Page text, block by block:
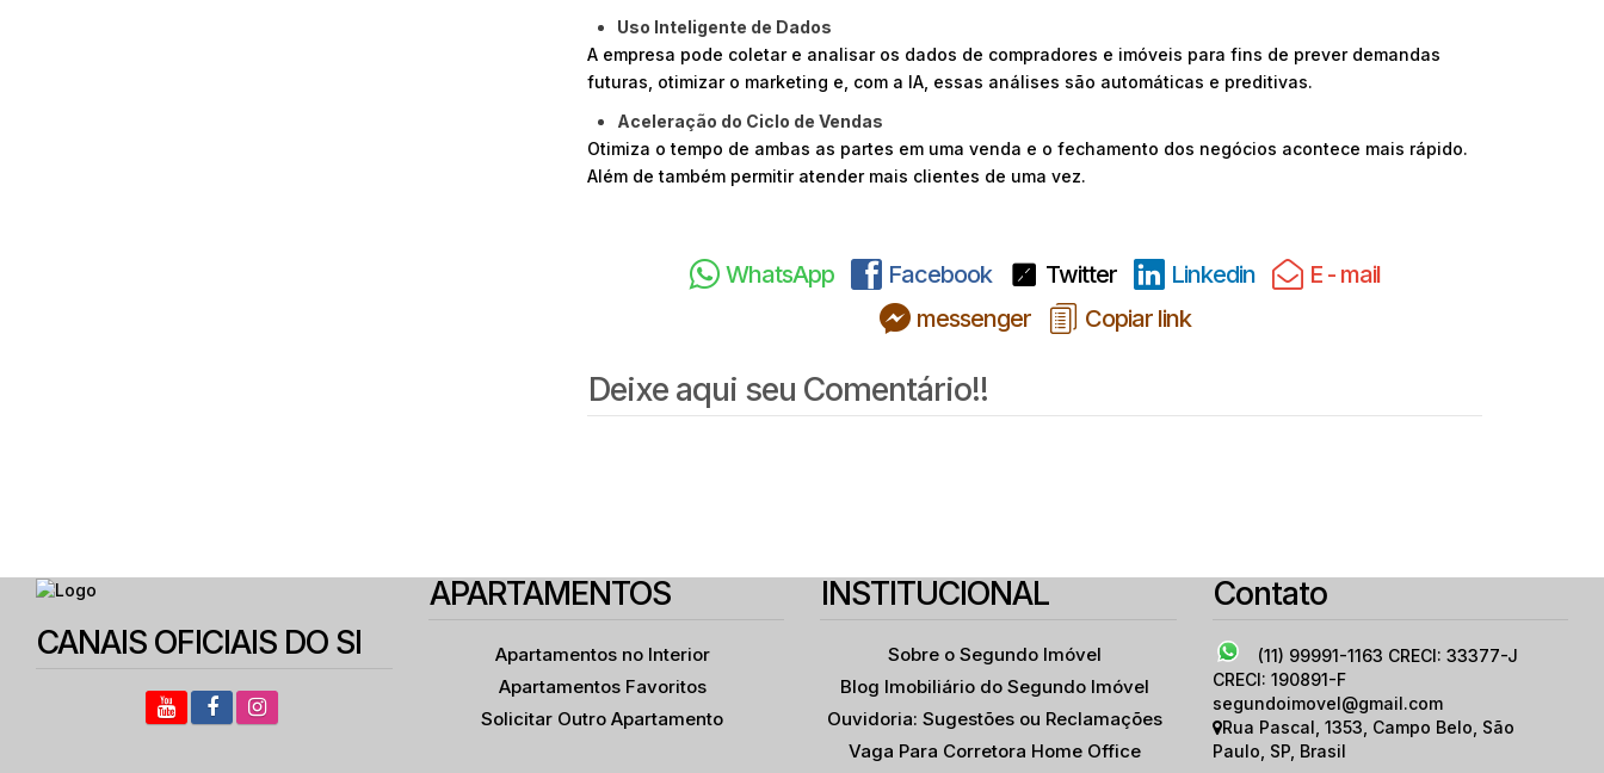
Uso Inteligente de Dados
A empresa pode coletar e analisar os dados de compradores e imóveis para fins de prever demandas
futuras, otimizar o marketing e, com a IA, essas análises são automáticas e preditivas.
Aceleração do Ciclo de Vendas
Otimiza o tempo de ambas as partes em uma venda e o fechamento dos negócios acontece mais rápido.
Além de também permitir atender mais clientes de uma vez.
WhatsApp Facebook Twitter Linkedin
E - mail
messenger
Copiar link
Deixe aqui seu Comentário!!
CANAIS OFICIAIS DO SI
APARTAMENTOS
Apartamentos no Interior
Apartamentos Favoritos
Solicitar Outro Apartamento
INSTITUCIONAL
Sobre o Segundo Imóvel
Blog Imobiliário do Segundo Imóvel
Ouvidoria: Sugestões ou Reclamações
Vaga Para Corretora Home Office
Contato
(11) 99991-1163 CRECI: 33377-J
CRECI: 190891-F
segundoimovel@gmail.com
Rua Pascal 1353 Campo Belo São
Paulo SP, Brasil